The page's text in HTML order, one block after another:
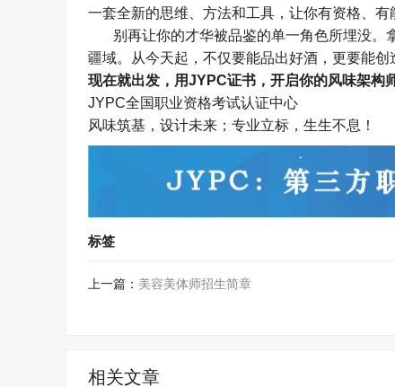
一套全新的思维、方法和工具，让你有资格、
别再让你的才华被品鉴的单一角色所埋没。
疆域。从今天起，不仅要能品出好酒，更要能创
现在就出发，用JYPC证书，开启你的风味架构
JYPC全国职业资格考试认证中心
风味筑基，设计未来；专业立标，生生不息！
标签
上一篇： 美容美体师招生简章
相关文章